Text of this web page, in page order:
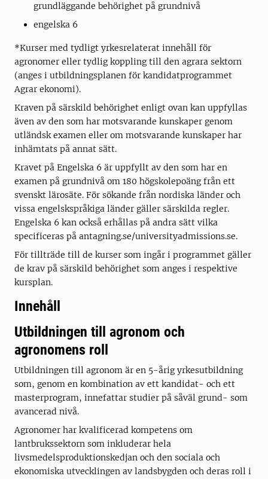
grundläggande behörighet på grundnivå
engelska 6
*Kurser med tydligt yrkesrelaterat innehåll för
agronomer eller tydlig koppling till den agrara sektorn
(anges i utbildningsplanen för kandidatprogrammet
Agrar ekonomi).
Kraven på särskild behörighet enligt ovan kan uppfyllas
även av den som har motsvarande kunskaper genom
utländsk examen eller om motsvarande kunskaper har
inhämtats på annat sätt.
Kravet på Engelska 6 är uppfyllt av den som har en
examen på grundnivå om 180 högskolepoäng från ett
svenskt lärosäte. För sökande från nordiska länder och
vissa engelskspråkiga länder gäller särskilda regler.
Engelska 6 kan också erhållas på andra sätt vilka
specificeras på antagning.se/universityadmissions.se.
För tillträde till de kurser som ingår i programmet gäller
de krav på särskild behörighet som anges i respektive
kursplan.
Innehåll
Utbildningen till agronom och
agronomens roll
Utbildningen till agronom är en 5-årig yrkesutbildning
som, genom en kombination av ett kandidat- och ett
masterprogram, innefattar studier på såväl grund­- som
avancerad nivå.
Agronomer har kvalificerad kompetens om
lantbrukssektorn som inkluderar hela
livsmedelsproduktionskedjan och den sociala och
ekonomiska utvecklingen av landsbygden och deras roll i